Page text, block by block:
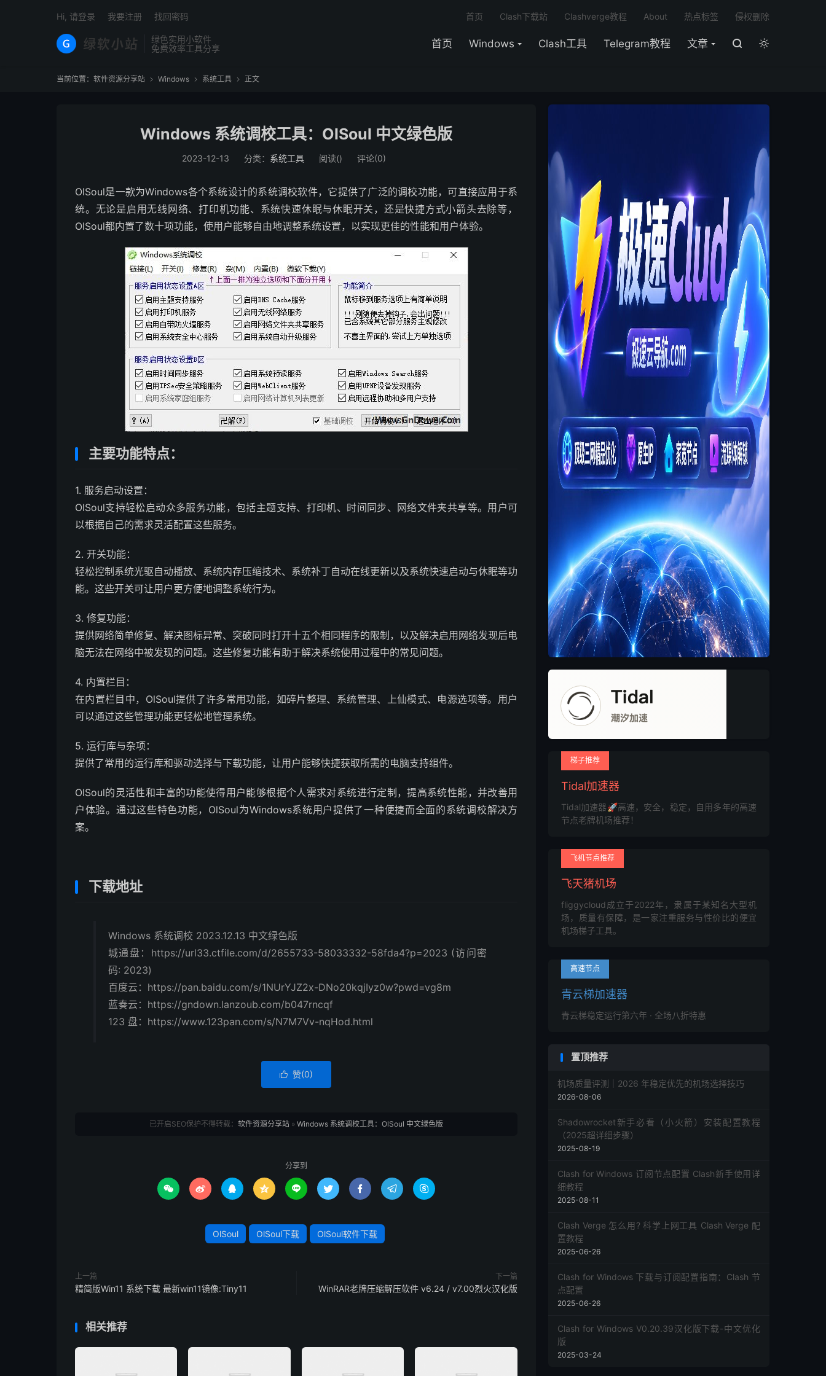
绿色实用小软件
免费效率工具分享
首页 Windows Clash工具 Telegram教程 文章  
首页 Clash下载站 Clashverge教程 About 热点标签 侵权删除
Hi, 请登录 我要注册 找回密码
当前位置： 软件资源分享站  Windows  系统工具  正文
Windows 系统调校工具：OlSoul 中文绿色版
2023-12-13 分类： 系统工具 阅读() 评论(0)
OlSoul是一款为Windows各个系统设计的系统调校软件，它提供了广泛的调校功能，可直接应用于系
统。无论是启用无线网络、打印机功能、系统快速休眠与休眠开关，还是快捷方式小箭头去除等，
OlSoul都内置了数十项功能，使用户能够自由地调整系统设置，以实现更佳的性能和用户体验。
主要功能特点：
1. 服务启动设置：
OlSoul支持轻松启动众多服务功能，包括主题支持、打印机、时间同步、网络文件夹共享等。用户可
以根据自己的需求灵活配置这些服务。
2. 开关功能：
轻松控制系统光驱自动播放、系统内存压缩技术、系统补丁自动在线更新以及系统快速启动与休眠等功
能。这些开关可让用户更方便地调整系统行为。
3. 修复功能：
提供网络简单修复、解决图标异常、突破同时打开十五个相同程序的限制，以及解决启用网络发现后电
脑无法在网络中被发现的问题。这些修复功能有助于解决系统使用过程中的常见问题。
4. 内置栏目：
在内置栏目中，OlSoul提供了许多常用功能，如碎片整理、系统管理、上仙模式、电源选项等。用户
可以通过这些管理功能更轻松地管理系统。
5. 运行库与杂项：
提供了常用的运行库和驱动选择与下载功能，让用户能够快捷获取所需的电脑支持组件。
OlSoul的灵活性和丰富的功能使得用户能够根据个人需求对系统进行定制，提高系统性能，并改善用
户体验。通过这些特色功能，OlSoul为Windows系统用户提供了一种便捷而全面的系统调校解决方
案。
下载地址
Windows 系统调校 2023.12.13 中文绿色版
城通盘：https://url33.ctfile.com/d/2655733-58033332-58fda4?p=2023 (访问密
码: 2023)
百度云：https://pan.baidu.com/s/1NUrYJZ2x-DNo20kqjIyz0w?pwd=vg8m
蓝奏云：https://gndown.lanzoub.com/b047rncqf
123 盘：https://www.123pan.com/s/N7M7Vv-nqHod.html
 赞(0)
已开启SEO保护不得转载： 软件资源分享站 » Windows 系统调校工具：OlSoul 中文绿色版
分享到
        
OlSoul OlSoul下载 OlSoul软件下载
上一篇
精简版Win11 系统下载 最新win11镜像:Tiny11
下一篇
WinRAR老牌压缩解压软件 v6.24 / v7.00烈火汉化版
相关推荐
梯子推荐
Tidal加速器
Tidal加速器🚀高速，安全，稳定，自用多年的高速
节点老牌机场推荐！
飞机节点推荐
飞天猪机场
fliggycloud成立于2022年，隶属于某知名大型机
场，质量有保障，是一家注重服务与性价比的便宜
机场梯子工具。
高速节点
青云梯加速器
青云梯稳定运行第六年 · 全场八折特惠
置顶推荐
机场质量评测｜2026 年稳定优先的机场选择技巧
2026-08-06
Shadowrocket新手必看（小火箭）安装配置教程
（2025超详细步骤）
2025-08-19
Clash for Windows 订阅节点配置 Clash新手使用详
细教程
2025-08-11
Clash Verge 怎么用? 科学上网工具 Clash Verge 配
置教程
2025-06-26
Clash for Windows 下载与订阅配置指南：Clash 节
点配置
2025-06-26
Clash for Windows V0.20.39汉化版下载-中文优化
版
2025-03-24